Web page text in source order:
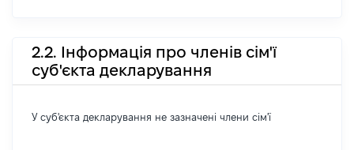
2.2. Інформація про членів сім'ї
суб'єкта декларування
У суб'єкта декларування не зазначені члени сім'ї